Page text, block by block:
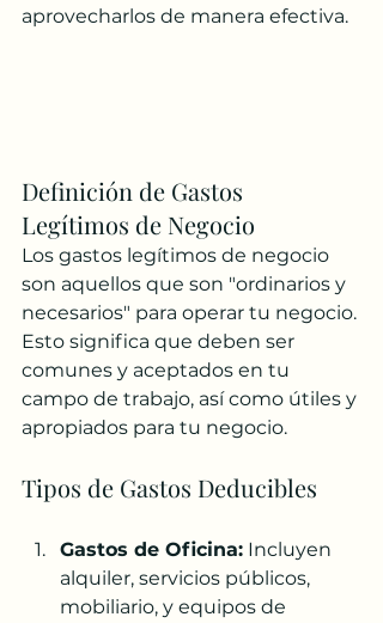
aprovecharlos de manera efectiva.
Definición de Gastos
Legítimos de Negocio
Los gastos legítimos de negocio
son aquellos que son "ordinarios y
necesarios" para operar tu negocio.
Esto significa que deben ser
comunes y aceptados en tu
campo de trabajo, así como útiles y
apropiados para tu negocio.
Tipos de Gastos Deducibles
Gastos de Oficina: Incluyen
alquiler, servicios públicos,
mobiliario, y equipos de